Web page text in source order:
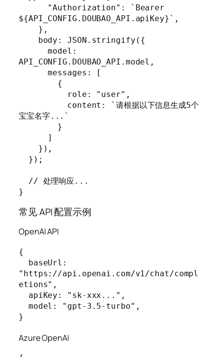
${API_CONFIG.DOUBAO_API.apiKey}`,
      model:
API_CONFIG.DOUBAO_API.model,
      messages: [
宝宝名字...`
}
常见 API 配置示例
OpenAI API
{
"https://api.openai.com/v1/chat/compl
etions",
}
Azure OpenAI